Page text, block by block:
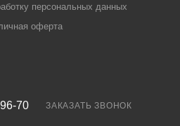
персональных данных
оферта
70 ЗАКАЗАТЬ ЗВОНОК